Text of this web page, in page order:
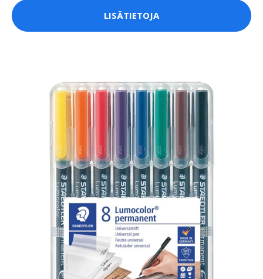
LISÄTIETOJA